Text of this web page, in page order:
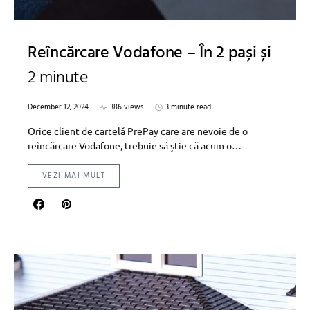
Reîncărcare Vodafone – În 2 pași și
2 minute
December 12, 2024 386 views
3 minute read
Orice client de cartelă PrePay care are nevoie de o
reîncărcare Vodafone, trebuie să știe că acum o…
VEZI MAI MULT